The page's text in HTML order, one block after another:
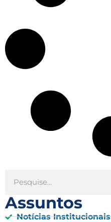
Assuntos
Notícias Institucionais